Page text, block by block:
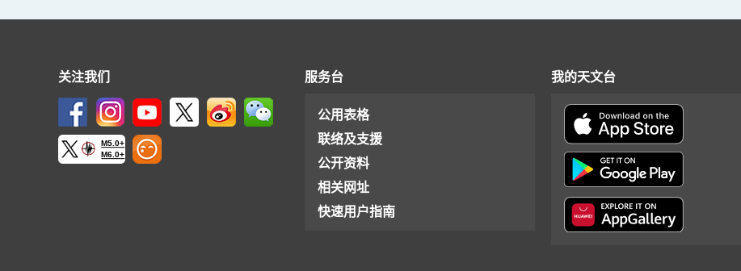
关注我们
M5.0+
M6.0+
服务台
公用表格
联络及支援
公开资料
相关网址
快速用户指南
我的天文台